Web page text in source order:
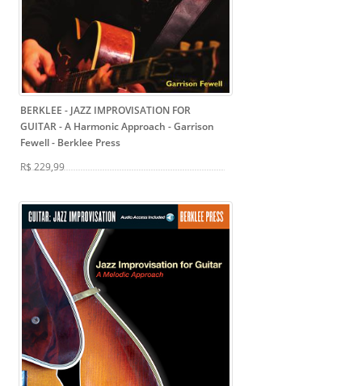
BERKLEE - JAZZ IMPROVISATION FOR
GUITAR - A Harmonic Approach - Garrison
Fewell- Berklee Press
R$ 229,99